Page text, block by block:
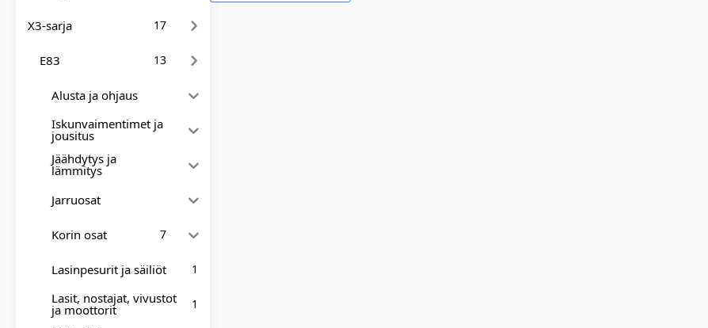
X3-sarja 17
E83 13
Alusta ja ohjaus
Iskunvaimentimet ja
jousitus
Jäähdytys ja
lämmitys
Jarruosat
Korin osat 7
Lasinpesurit ja säiliöt 1
Lasit, nostajat, vivustot
ja moottorit 1